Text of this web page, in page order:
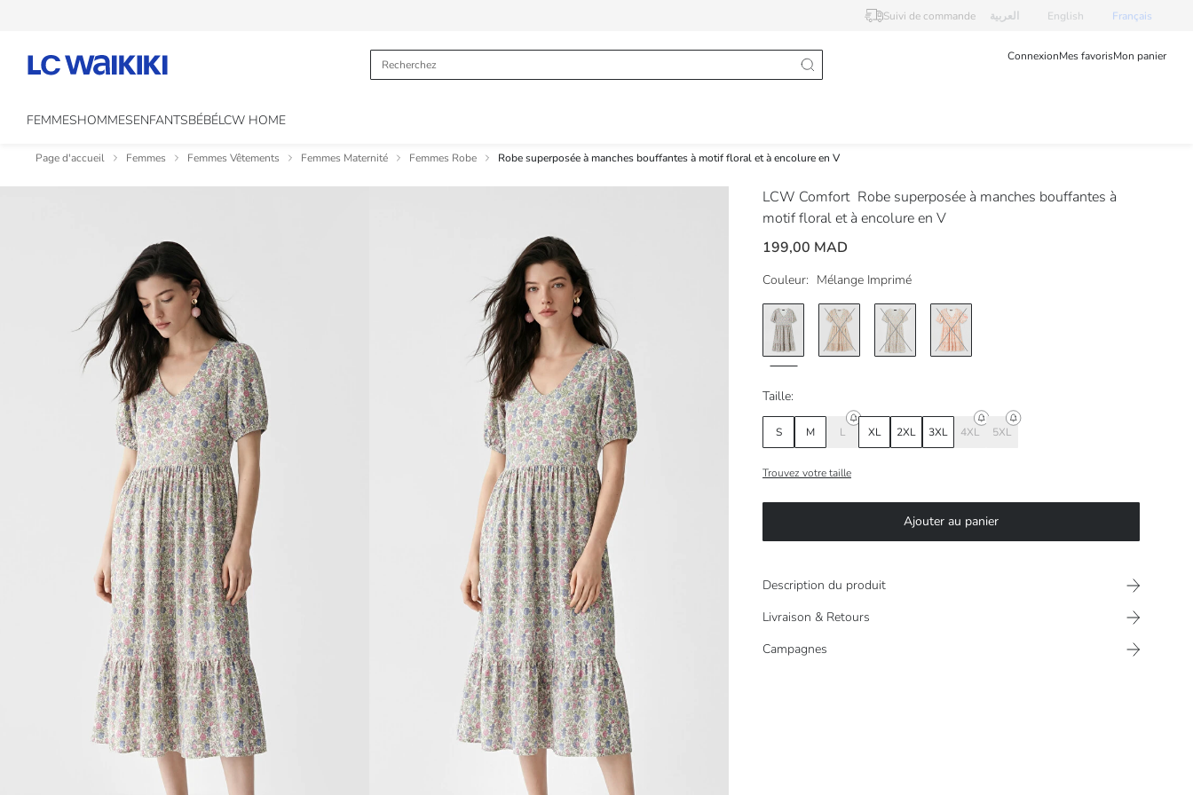
Suivi de commande العربية English Français
ConnexionMes favorisMon panier
FEMMESHOMMESENFANTSBÉBÉLCW HOME
Page d'accueil Femmes Femmes Vêtements Femmes Maternité Femmes Robe Robe superposée à manches bouffantes à motif floral et à encolure en V
LCW Comfort Robe superposée à manches bouffantes à
motif floral et à encolure en V
199,00 MAD
Couleur: Mélange Imprimé
Taille:
S M L XL 2XL 3XL 4XL 5XL
Trouvez votre taille
Ajouter au panier
Description du produit
Livraison & Retours
Campagnes